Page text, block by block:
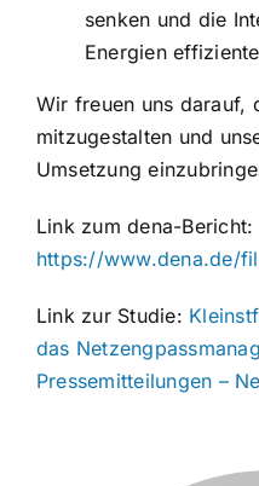
senken und die
Energien
Wir freuen uns darauf,
mitzugestalten und
Umsetzung
Link zum dena-Bericht:
https://www.dena.de/
Link zur Studie:
das
Pressemitteilungen –